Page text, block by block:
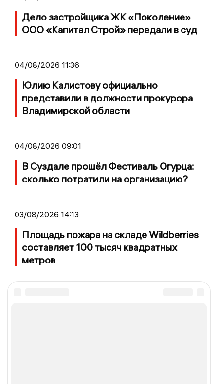
Дело застройщика ЖК «Поколение»
ООО «Капитал Строй» передали в суд
04/08/2026 11:36
Юлию Калистову официально
представили в должности прокурора
Владимирской области
04/08/2026 09:01
В Суздале прошёл Фестиваль Огурца:
сколько потратили на организацию?
03/08/2026 14:13
Площадь пожара на складе Wildberries
составляет 100 тысяч квадратных
метров